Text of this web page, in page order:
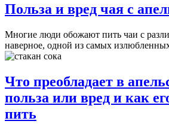
Польза и вред чая с
Многие люди обожают пить чаи с
наверное, одной из самых
Что преобладает в
польза или вред и как
пить